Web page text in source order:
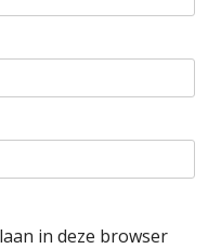
in deze browser